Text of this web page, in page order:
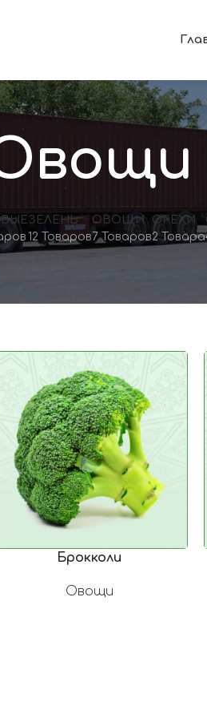
ЗЕЛЕНЬ
12 Товаров
ОВОЩИ
7 Товаров
ОРЕХИ
2 Товара
Брокколи
Овощи